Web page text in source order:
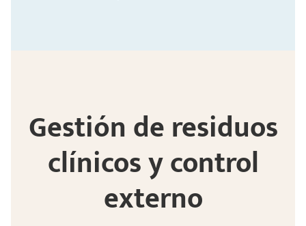
Gestión de residuos
clínicos y control
externo